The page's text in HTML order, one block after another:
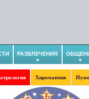
РАЗВЛЕЧЕНИЯ
Хиромантия